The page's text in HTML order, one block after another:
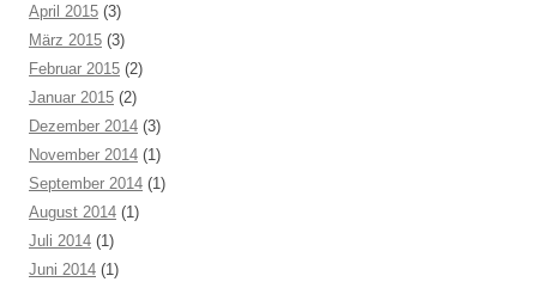
April 2015 (3)
März 2015 (3)
Februar 2015 (2)
Januar 2015 (2)
Dezember 2014 (3)
November 2014 (1)
September 2014 (1)
August 2014 (1)
Juli 2014 (1)
Juni 2014 (1)